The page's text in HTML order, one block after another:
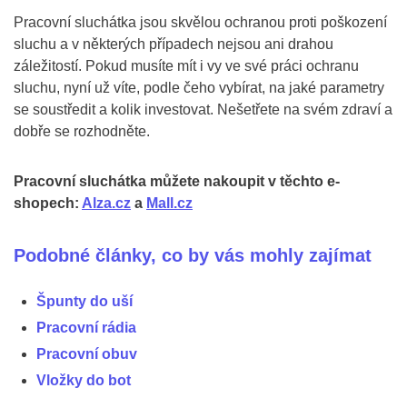
Pracovní sluchátka jsou skvělou ochranou proti poškození
sluchu a v některých případech nejsou ani drahou
záležitostí. Pokud musíte mít i vy ve své práci ochranu
sluchu, nyní už víte, podle čeho vybírat, na jaké parametry
se soustředit a kolik investovat. Nešetřete na svém zdraví a
dobře se rozhodněte.
Pracovní sluchátka můžete nakoupit v těchto e-
shopech: Alza.cz a Mall.cz
Podobné články, co by vás mohly zajímat
Špunty do uší
Pracovní rádia
Pracovní obuv
Vložky do bot